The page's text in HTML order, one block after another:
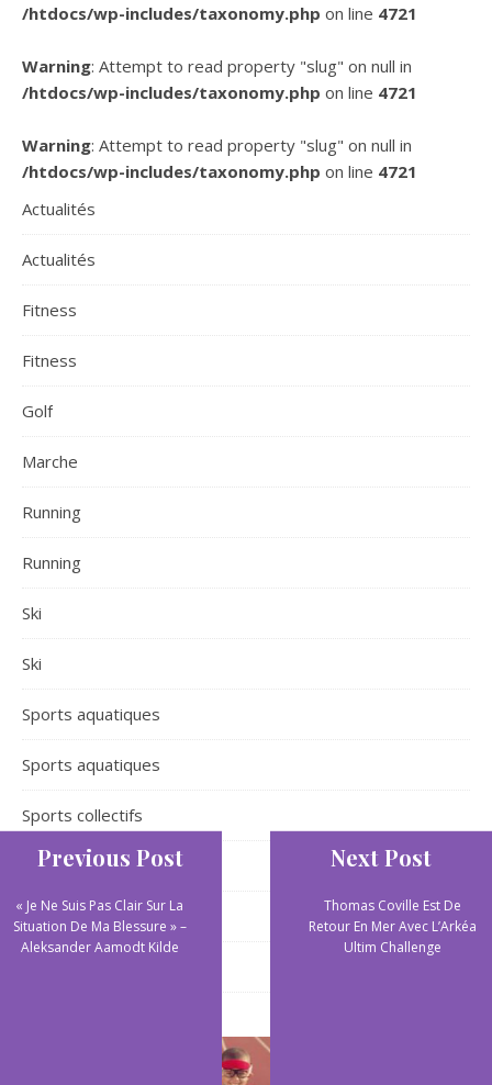
/htdocs/wp-includes/taxonomy.php on line 4721
Warning: Attempt to read property "slug" on null in
/htdocs/wp-includes/taxonomy.php on line 4721
Warning: Attempt to read property "slug" on null in
/htdocs/wp-includes/taxonomy.php on line 4721
Actualités
Actualités
Fitness
Fitness
Golf
Marche
Running
Running
Ski
Ski
Sports aquatiques
Sports aquatiques
Sports collectifs
Sports de plein air
Sports extrêmes
Previous Post
« Je Ne Suis Pas Clair Sur La
Situation De Ma Blessure » –
Aleksander Aamodt Kilde
Next Post
Thomas Coville Est De
Retour En Mer Avec L’Arkéa
Ultim Challenge